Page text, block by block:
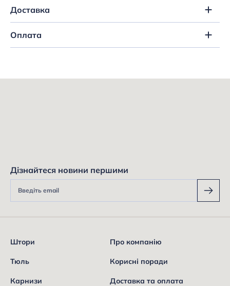
Доставка
Оплата
Дізнайтеся новини першими
Штори
Тюль
Карнизи
Про компанію
Корисні поради
Доставка та оплата